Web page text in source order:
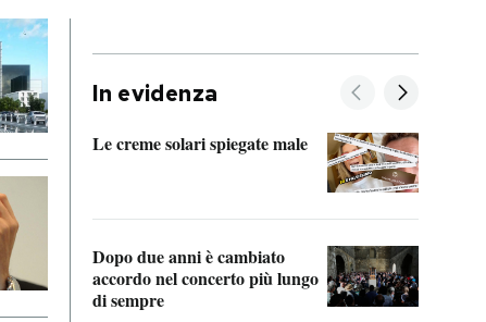
In evidenza
Le creme solari spiegate male
Dopo due anni è cambiato
accordo nel concerto più lungo
di sempre